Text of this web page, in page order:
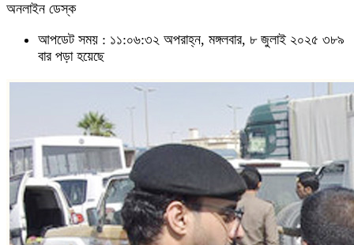
অনলাইন ডেস্ক
আপডেট সময় : ১১:০৬:৩২ অপরাহ্ন, মঙ্গলবার, ৮ জুলাই ২০২৫ ৩৮৯
বার পড়া হয়েছে